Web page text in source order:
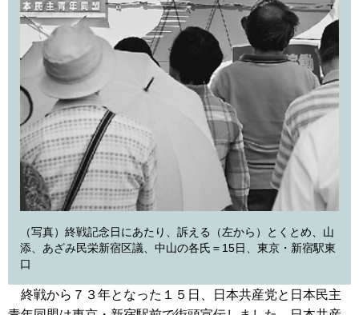
（写真）終戦記念日にあたり、訴える（左から）とくとめ、山
添、あざみ民栄新宿区議、中山の各氏＝15日、東京・新宿駅東
口
終戦から７３年となった１５日、日本共産党と日本民主